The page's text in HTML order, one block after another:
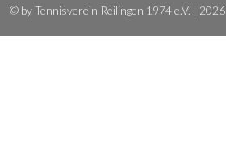
© by Tennisverein Reilingen 1974 e.V. | 2026